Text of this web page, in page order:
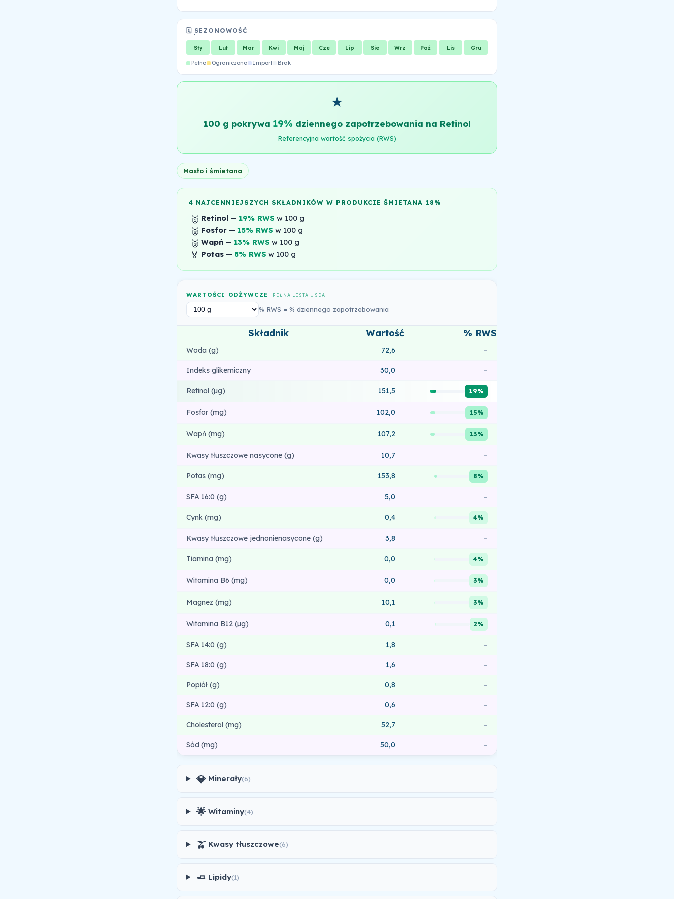
🗓️ SEZONOWOŚĆ
Sty Lut Mar Kwi Maj Cze Lip Sie Wrz Paź Lis Gru
Pełna Ograniczona Import Brak
★
100 g pokrywa 19%dziennego zapotrzebowania na Retinol
Referencyjna wartość spożycia (RWS)
Masło i śmietana
4 NAJCENNIEJSZYCH SKŁADNIKÓW W PRODUKCIE ŚMIETANA 18%
🥇 Retinol— 19% RWS w 100 g
🥈 Fosfor— 15% RWS w 100 g
🥉 Wapń— 13% RWS w 100 g
🏅 Potas— 8% RWS w 100 g
WARTOŚCI ODŻYWCZE· PEŁNA LISTA USDA
% RWS = % dziennego zapotrzebowania
Składnik Wartość % RWS
Woda (g) 72,6 –
Indeks glikemiczny 30,0 –
Retinol (µg) 151,5 19%
Fosfor (mg) 102,0 15%
Wapń (mg) 107,2 13%
Kwasy tłuszczowe nasycone (g) 10,7 –
Potas (mg) 153,8 8%
SFA 16:0 (g) 5,0 –
Cynk (mg) 0,4 4%
Kwasy tłuszczowe jednonienasycone (g) 3,8 –
Tiamina (mg) 0,0 4%
Witamina B6 (mg) 0,0 3%
Magnez (mg) 10,1 3%
Witamina B12 (µg) 0,1 2%
SFA 14:0 (g) 1,8 –
SFA 18:0 (g) 1,6 –
Popiół (g) 0,8 –
SFA 12:0 (g) 0,6 –
Cholesterol (mg) 52,7 –
Sód (mg) 50,0 –
💎 Minerały(6)
🌟 Witaminy(4)
🫒 Kwasy tłuszczowe(6)
🧈 Lipidy(1)